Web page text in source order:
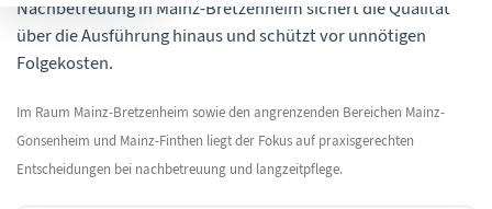
Nachbetreuung in Mainz-Bretzenheim sichert die Qualität
über die Ausführung hinaus und schützt vor unnötigen
Folgekosten.
Im Raum Mainz-Bretzenheim sowie den angrenzenden Bereichen Mainz-
Gonsenheim und Mainz-Finthen liegt der Fokus auf praxisgerechten
Entscheidungen bei nachbetreuung und langzeitpflege.